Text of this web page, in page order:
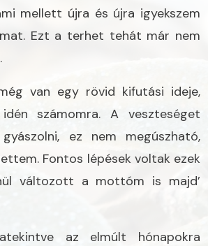
mellett újra és újra igyekszem
Ezt a terhet tehát már nem
van egy rövid kifutási ideje,
számomra. A veszteséget
ez nem megúszható,
Fontos lépések voltak ezek
változott a mottóm is majd’
az elmúlt hónapokra